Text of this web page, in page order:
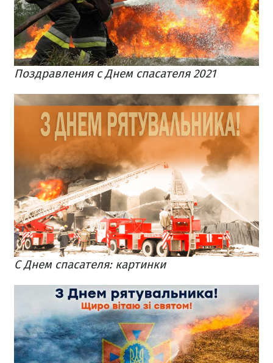
Поздравления с Днем спасателя 2021
С Днем спасателя: картинки